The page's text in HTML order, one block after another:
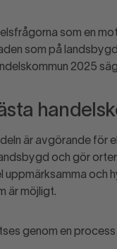
som en
som på
2025
är avgörande för
och gör
uppmärksamma och
är möjligt.
genom en process